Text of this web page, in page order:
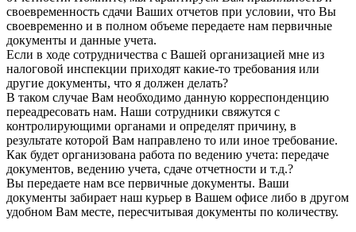
своевременность сдачи Ваших отчетов при условии, что Вы
своевременно и в полном объеме передаете нам первичные
документы и данные учета.
Если в ходе сотрудничества с Вашей организацией мне из
налоговой инспекции приходят какие-то требования или
другие документы, что я должен делать?
В таком случае Вам необходимо данную корреспонденцию
переадресовать нам. Наши сотрудники свяжутся с
контролирующими органами и определят причину, в
результате которой Вам направлено то или иное требование.
Как будет организована работа по ведению учета: передаче
документов, ведению учета, сдаче отчетности и т.д.?
Вы передаете нам все первичные документы. Ваши
документы забирает наш курьер в Вашем офисе либо в другом
удобном Вам месте, пересчитывая документы по количеству.